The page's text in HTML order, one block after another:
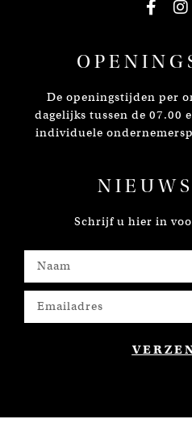
De openingstijden per
dagelijks tussen de 07.00
individuele
Schrijf u hier in